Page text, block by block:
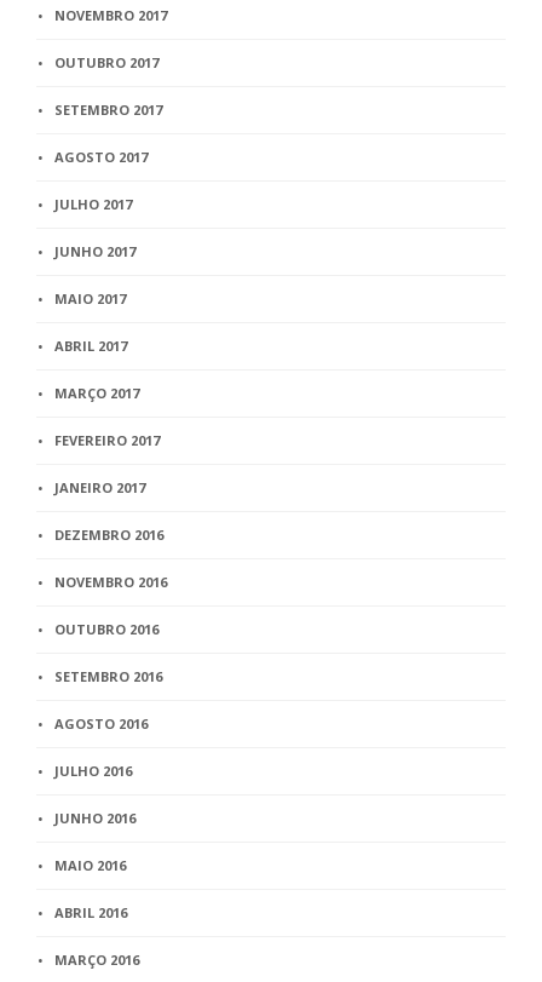
NOVEMBRO 2017
OUTUBRO 2017
SETEMBRO 2017
AGOSTO 2017
JULHO 2017
JUNHO 2017
MAIO 2017
ABRIL 2017
MARÇO 2017
FEVEREIRO 2017
JANEIRO 2017
DEZEMBRO 2016
NOVEMBRO 2016
OUTUBRO 2016
SETEMBRO 2016
AGOSTO 2016
JULHO 2016
JUNHO 2016
MAIO 2016
ABRIL 2016
MARÇO 2016